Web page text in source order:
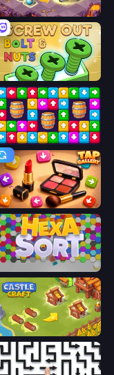
Mergest Kingdom
Screw Out: Bolts and Nuts
Tap Away Story
Tap Gallery
Castle Craft